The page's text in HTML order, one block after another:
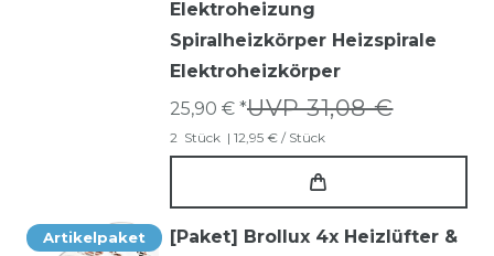
Elektroheizung
Spiralheizkörper Heizspirale
Elektroheizkörper
UVP 31,08 €
25,90 € *
2 Stück | 12,95 € / Stück
Artikelpaket
[Paket] Brollux 4x Heizlüfter &